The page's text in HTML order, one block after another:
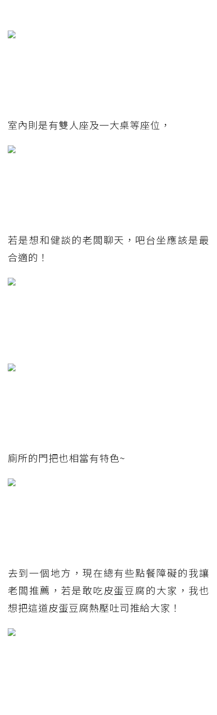
室內則是有雙人座及一大桌等座位，
若是想和健談的老闆聊天，吧台坐應該是最
合適的！
廁所的門把也相當有特色~
去到一個地方，現在總有些點餐障礙的我讓
老闆推薦，若是敢吃皮蛋豆腐的大家，我也
想把這道皮蛋豆腐熱壓吐司推給大家！